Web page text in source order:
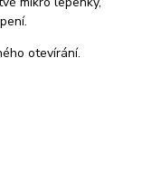
otevírání.